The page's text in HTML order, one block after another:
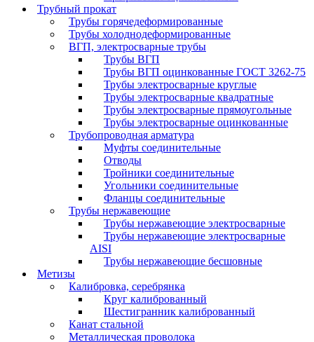
Трубный прокат
Трубы горячедеформированные
Трубы холоднодеформированные
ВГП, электросварные трубы
Трубы ВГП
Трубы ВГП оцинкованные ГОСТ 3262-75
Трубы электросварные круглые
Трубы электросварные квадратные
Трубы электросварные прямоугольные
Трубы электросварные оцинкованные
Трубопроводная арматура
Муфты соединительные
Отводы
Тройники соединительные
Угольники соединительные
Фланцы соединительные
Трубы нержавеющие
Трубы нержавеющие электросварные
Трубы нержавеющие электросварные
AISI
Трубы нержавеющие бесшовные
Метизы
Калибровка, серебрянка
Круг калиброванный
Шестигранник калиброванный
Канат стальной
Металлическая проволока